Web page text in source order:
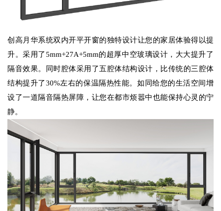
创高月华系统双内开平开窗的独特设计让您的家居体验得以提
升。采用了5mm+27A+5mm的超厚中空玻璃设计，大大提升了
隔音效果。同时腔体采用了五腔体结构设计，比传统的三腔体
结构提升了30%左右的保温隔热性能。如同给您的生活空间增
设了一道隔音隔热屏障，让您在都市烦嚣中也能保持心灵的宁
静。